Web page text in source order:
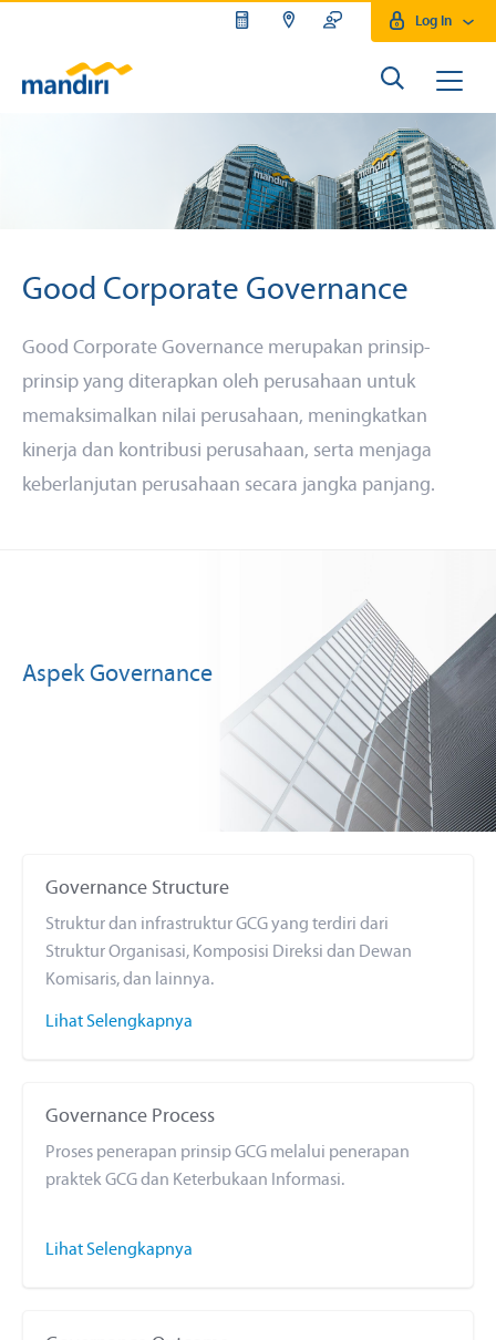
Log In
Good Corporate Governance
Good Corporate Governance merupakan prinsip-
prinsip yang diterapkan oleh perusahaan untuk
memaksimalkan nilai perusahaan, meningkatkan
kinerja dan kontribusi perusahaan, serta menjaga
keberlanjutan perusahaan secara jangka panjang.
Aspek Governance
Governance Structure
Struktur dan infrastruktur GCG yang terdiri dari
Struktur Organisasi, Komposisi Direksi dan Dewan
Komisaris, dan lainnya.
Lihat Selengkapnya
Governance Process
Proses penerapan prinsip GCG melalui penerapan
praktek GCG dan Keterbukaan Informasi.
Lihat Selengkapnya